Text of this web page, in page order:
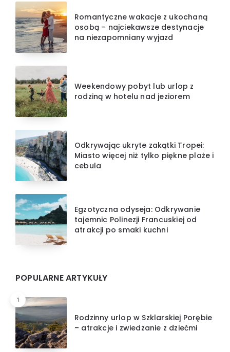
Romantyczne wakacje z ukochaną
osobą – najciekawsze destynacje
na niezapomniany wyjazd
Weekendowy pobyt lub urlop z
rodziną w hotelu nad jeziorem
Odkrywając ukryte zakątki Tropei:
Miasto więcej niż tylko piękne plaże i
cebula
Egzotyczna odyseja: Odkrywanie
tajemnic Polinezji Francuskiej od
atrakcji po smaki kuchni
POPULARNE ARTYKUŁY
1
Rodzinny urlop w Szklarskiej Porębie
– atrakcje i zwiedzanie z dziećmi